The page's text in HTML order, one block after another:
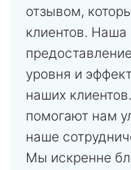
отзывом,
клиентов.
уровня и
наших
помогают нам
наше
Мы искренне